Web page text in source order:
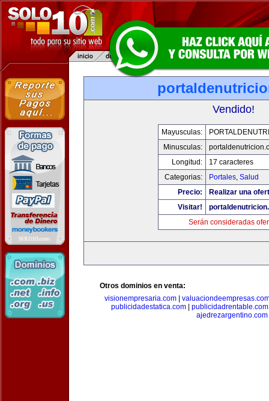
Vendido!
Mayusculas:
Minusculas:
Longitud:
17 caracteres
Categorias:
Portales, Salud
Precio:
Realizar una
Visitar!
Serán consideradas
Otros dominios en venta:
visionempresaria.com
publicidadestatica.com
publicidadrentable.com
ajedrezargentino.com